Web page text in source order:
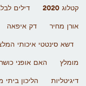
קטלוג 2020
דילים
אורן מחיר
דק איפאה
דשא סינטטי איכותי
מומלץ
האם אופני
דיגיטליות
הליכון ביתי